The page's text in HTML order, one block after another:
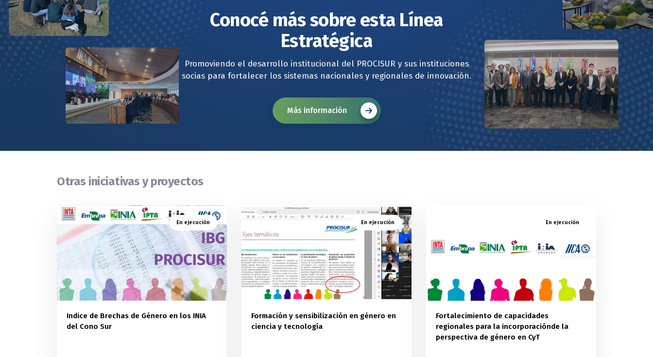
Conocé más sobre esta Línea
Estratégica
Promoviendo el desarrollo institucional del PROCISUR y sus instituciones
socias para fortalecer los sistemas nacionales y regionales de innovación.
Más información
Otras iniciativas y proyectos
En ejecución
Indice de Brechas de Género en los INIA
del Cono Sur
En ejecución
Formación y sensibilización en género en
ciencia y tecnología
En ejecución
Fortalecimiento de capacidades
regionales para la incorporaciónde la
perspectiva de género en CyT